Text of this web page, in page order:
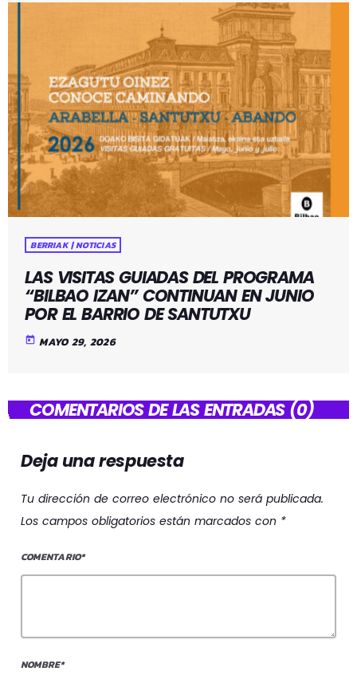
BERRIAK | NOTICIAS
LAS VISITAS GUIADAS DEL PROGRAMA
“BILBAO IZAN” CONTINUAN EN JUNIO
POR EL BARRIO DE SANTUTXU
today MAYO 29, 2026
COMENTARIOS DE LAS ENTRADAS (0)
Deja una respuesta
Tu dirección de correo electrónico no será publicada.
Los campos obligatorios están marcados con *
COMENTARIO*
NOMBRE*